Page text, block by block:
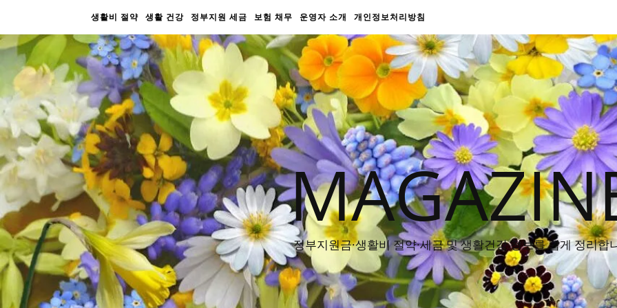
생활비 절약 생활 건강 정부지원 세금 보험 채무 운영자 소개 개인정보처리방침
정부지원금·생활비 절약·세금 및 생활건강 정보를 쉽게 정리합